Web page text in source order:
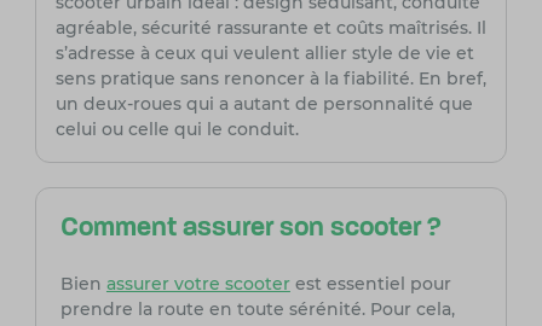
agréable, sécurité rassurante et coûts maîtrisés. Il
s’adresse à ceux qui veulent allier style de vie et
sens pratique sans renoncer à la fiabilité. En bref,
un deux-roues qui a autant de personnalité que
celui ou celle qui le conduit.
Comment assurer son scooter ?
Bien assurer votre scooterest essentiel pour
prendre la route en toute sérénité. Pour cela,